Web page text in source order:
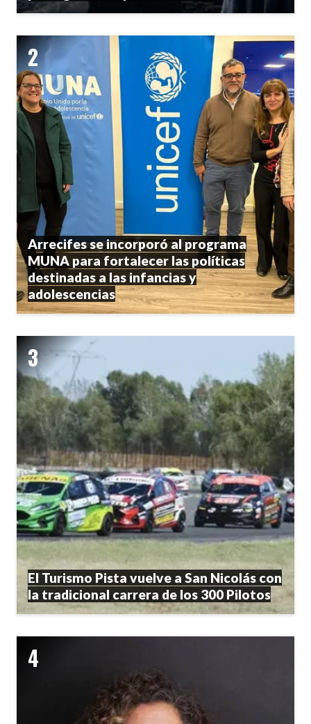
Arrecifes se incorporó al programa
MUNA para fortalecer las políticas
destinadas a las infancias y
adolescencias
El Turismo Pista vuelve a San Nicolás con
la tradicional carrera de los 300 Pilotos